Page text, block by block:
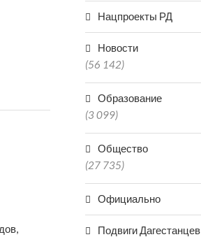
Нацпроекты РД
Новости
(56 142)
Образование
(3 099)
Общество
(27 735)
Официально
Подвиги Дагестанцев